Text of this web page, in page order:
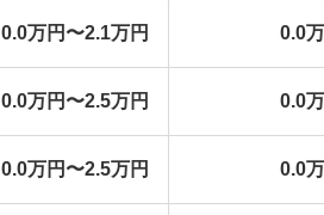
0.0万円〜2.1万円 0.0
0.0万円〜2.5万円 0.0
0.0万円〜2.5万円 0.0